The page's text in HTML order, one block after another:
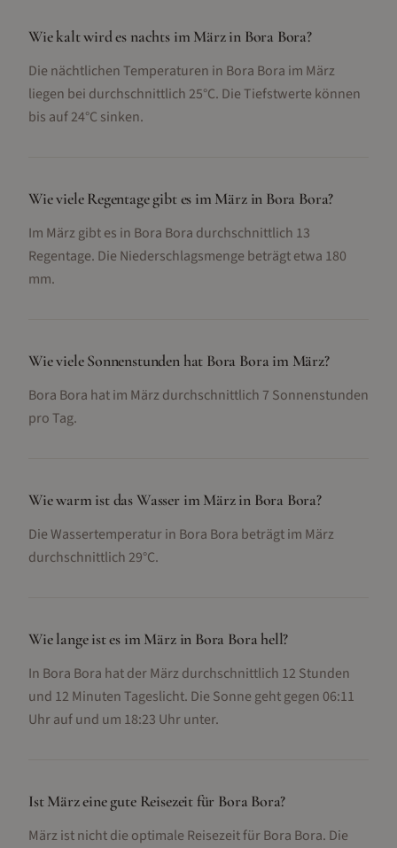
Wie kalt wird es nachts im März in Bora Bora?
Die nächtlichen Temperaturen in Bora Bora im März
liegen bei durchschnittlich 25°C. Die Tiefstwerte können
bis auf 24°C sinken.
Wie viele Regentage gibt es im März in Bora Bora?
Im März gibt es in Bora Bora durchschnittlich 13
Regentage. Die Niederschlagsmenge beträgt etwa 180
mm.
Wie viele Sonnenstunden hat Bora Bora im März?
Bora Bora hat im März durchschnittlich 7 Sonnenstunden
pro Tag.
Wie warm ist das Wasser im März in Bora Bora?
Die Wassertemperatur in Bora Bora beträgt im März
durchschnittlich 29°C.
Wie lange ist es im März in Bora Bora hell?
In Bora Bora hat der März durchschnittlich 12 Stunden
und 12 Minuten Tageslicht. Die Sonne geht gegen 06:11
Uhr auf und um 18:23 Uhr unter.
Ist März eine gute Reisezeit für Bora Bora?
März ist nicht die optimale Reisezeit für Bora Bora. Die